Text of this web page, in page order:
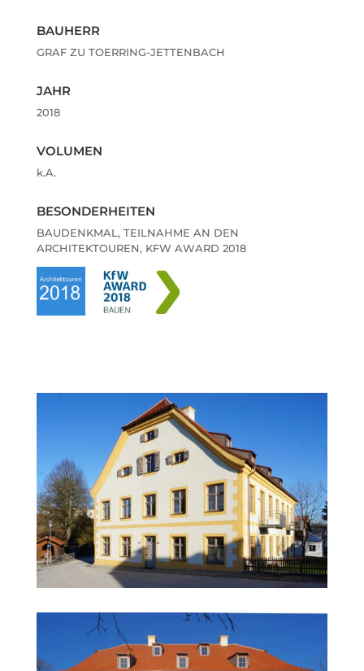
BAUHERR
GRAF ZU TOERRING-JETTENBACH
JAHR
2018
VOLUMEN
k.A.
BESONDERHEITEN
BAUDENKMAL, TEILNAHME AN DEN
ARCHITEKTOUREN, KFW AWARD 2018